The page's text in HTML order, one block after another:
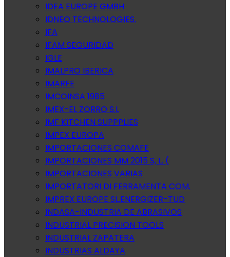
IDEA EUROPE GMBH
IDNEO TECHNOLOGIES.
IFA
IFAM SEGURIDAD
IGLE
IMALPRO IBERICA
IMARFE
IMCOINSA 1985
IMEX-EL ZORRO S.L
IMF KITCHEN SUPPPLIES
IMPEX EUROPA
IMPORTACIONES COMAFE
IMPORTACIONES MM 2015 S, L. (
IMPORTACIONES VARIAS
IMPORTATORI DI FERRAMENTA COM.
IMPREX EUROPE SL.ENERGIZER-TUD
INDASA-INDUSTRIA DE ABRASIVOS
INDUSTRIAL PRECISION TOOLS
INDUSTRIAL ZAPATERA
INDUSTRIAS ALDAYA